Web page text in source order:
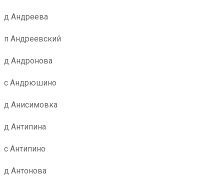
д Андреева
п Андреевский
д Андронова
с Андрюшино
д Анисимовка
д Антипина
с Антипино
д Антонова